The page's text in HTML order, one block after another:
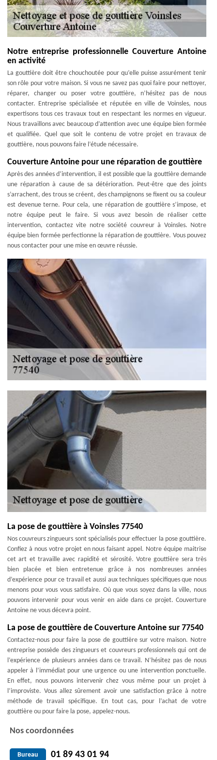
Notre entreprise professionnelle Couverture Antoine
en activité
La gouttière doit être chouchoutée pour qu’elle puisse assurément tenir
son rôle pour votre maison. Si vous ne savez pas quoi faire pour nettoyer,
réparer, changer ou poser votre gouttière, n’hésitez pas de nous
contacter. Entreprise spécialisée et réputée en ville de Voinsles, nous
expertisons tous ces travaux tout en respectant les normes en vigueur.
Nous travaillons avec beaucoup d’attention avec une équipe bien formée
et qualifiée. Quel que soit le contenu de votre projet en travaux de
gouttière, nous pouvons faire l’étude nécessaire.
Couverture Antoine pour une réparation de gouttière
Après des années d’intervention, il est possible que la gouttière demande
une réparation à cause de sa détérioration. Peut-être que des joints
s’arrachent, des trous se créent, des champignons se fixent ou sa couleur
est devenue terne. Pour cela, une réparation de gouttière s’impose, et
notre équipe peut le faire. Si vous avez besoin de réaliser cette
intervention, contactez vite notre société couvreur à Voinsles. Notre
équipe bien formée perfectionne la réparation de gouttière. Vous pouvez
nous contacter pour une mise en œuvre réussie.
La pose de gouttière à Voinsles 77540
Nos couvreurs zingueurs sont spécialisés pour effectuer la pose gouttière.
Confiez à nous votre projet en nous faisant appel. Notre équipe maitrise
cet art et travaille avec rapidité et sérosité. Votre gouttière sera très
bien placée et bien entretenue grâce à nos nombreuses années
d’expérience pour ce travail et aussi aux techniques spécifiques que nous
menons pour vous vous satisfaire. Où que vous soyez dans la ville, nous
pouvons intervenir pour vous venir en aide dans ce projet. Couverture
Antoine ne vous décevra point.
La pose de gouttière de Couverture Antoine sur 77540
Contactez-nous pour faire la pose de gouttière sur votre maison. Notre
entreprise possède des zingueurs et couvreurs professionnels qui ont de
l’expérience de plusieurs années dans ce travail. N’hésitez pas de nous
appeler à l’immédiat pour une urgence ou une intervention ponctuelle.
En effet, nous pouvons intervenir chez vous même pour un projet à
l’improviste. Vous allez sûrement avoir une satisfaction grâce à notre
méthode de travail spécifique. En tout cas, pour l’achat de votre
gouttière ou pour faire la pose, appelez-nous.
Nos coordonnées
Bureau 01 89 43 01 94